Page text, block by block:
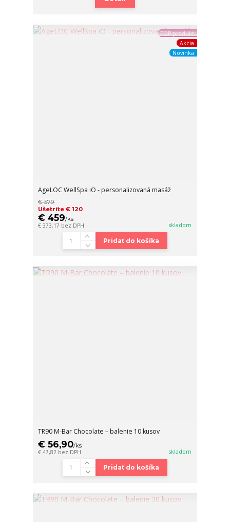
TOP produkt
Akcia
Novinka
AgeLOC WellSpa iO - personalizovaná masáž
€ 579
Ušetríte € 120
€ 459/ks
€ 373,17 bez DPH skladom
Pridať do košíka
TR90 M-Bar Chocolate – balenie 10 kusov
€ 56,90/ks
€ 47,82 bez DPH skladom
Pridať do košíka